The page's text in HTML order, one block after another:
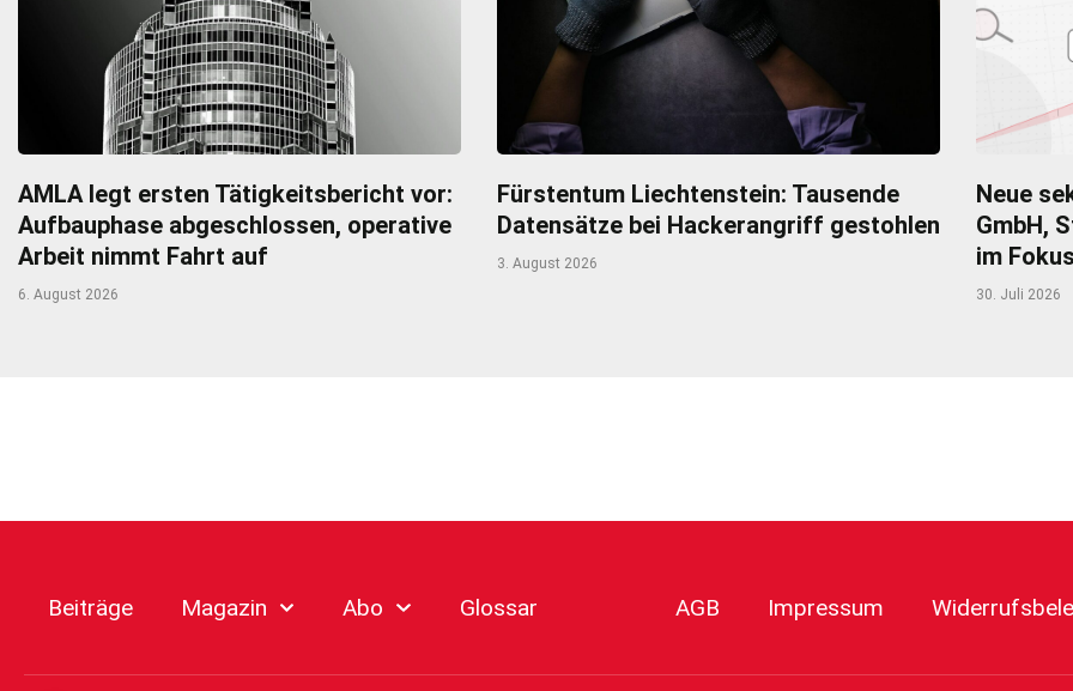
AMLA legt ersten Tätigkeitsbericht vor:
Aufbauphase abgeschlossen, operative
Arbeit nimmt Fahrt auf
6. August 2026
Fürstentum Liechtenstein: Tausende
Datensätze bei Hackerangriff gestohlen
3. August 2026
Neue
GmbH,
im
30. Juli 2026
Beiträge Magazin Abo Glossar AGB Impressum